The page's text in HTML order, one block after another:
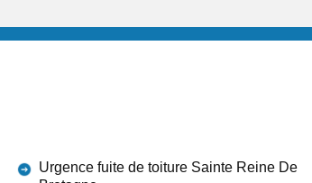
Urgence fuite de toiture Sainte Reine De